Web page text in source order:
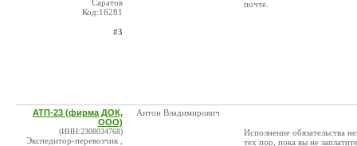
Саратов
Код:16281
#3
почте.
АТП-23 (фирма ДОК,
ООО)
(ИНН:2308034768)
Экспедитор-перевозчик ,
Антон Владимирович
Исполнение обязательства
тех пор, пока вы не